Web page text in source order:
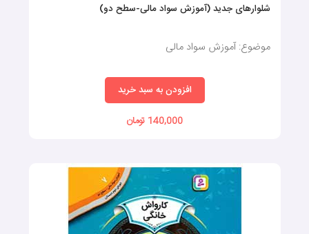
شلوارهای جدید (آموزش سواد مالی-سطح دو)
موضوع: آموزش سواد مالی
افزودن به سبد خرید
140,000 تومان